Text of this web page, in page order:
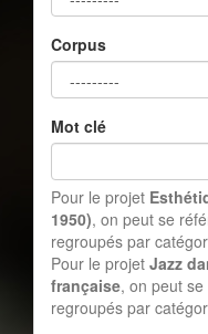
Corpus
Mot clé
Pour le projet
1950), on peut se
regroupés par
Pour le projet Jazz
française, on peut
regroupés par